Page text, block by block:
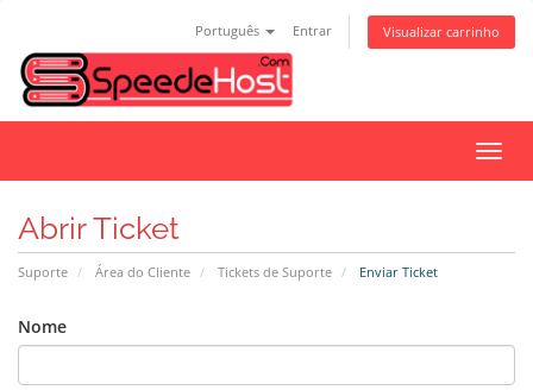
Português Entrar Visualizar carrinho
Abrir Ticket
Suporte Área do Cliente Tickets de Suporte Enviar Ticket
Nome